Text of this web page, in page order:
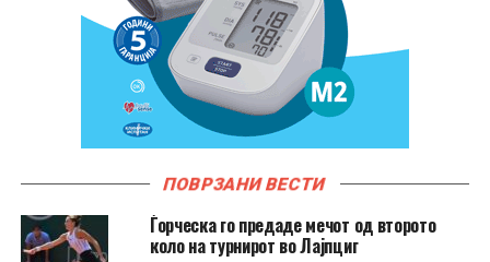
ПОВРЗАНИ ВЕСТИ
Ѓорческа го предаде мечот од второто
коло на турнирот во Лајпциг